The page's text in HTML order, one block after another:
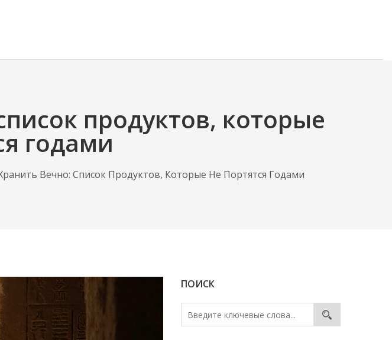
продуктов, которые
годами
Вечно: Список Продуктов, Которые Не Портятся Годами
ПОИСК